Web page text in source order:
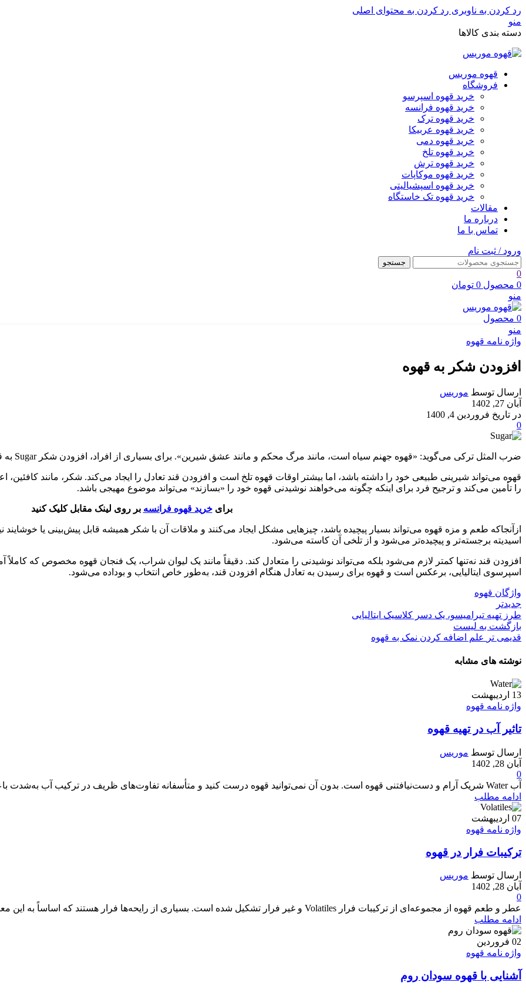
رد کردن به ناوبری رد کردن به محتوای اصلی
منو
دسته بندی کالاها
قهوه موریس
فروشگاه
خرید قهوه اسپرسو
خرید قهوه فرانسه
خرید قهوه ترک
خرید قهوه عربیکا
خرید قهوه دمی
خرید قهوه تلخ
خرید قهوه ترش
خرید قهوه موکاپات
خرید قهوه اسپشیالیتی
خرید قهوه تک خاستگاه
مقالات
درباره ما
تماس با ما
ورود / ثبت نام
جستجو
0
0 محصول 0 تومان
منو
0 محصول
منو
واژه نامه قهوه
افزودن شکر به قهوه
ارسال توسط موریس
آبان 27, 1402
در تاریخ فروردین 4, 1400
0
ضرب المثل ترکی می‌گوید: «قهوه جهنم سیاه است، مانند مرگ محکم و مانند عشق شیرین». برای بسیاری از افراد، افزودن شکر Sugar به قهوه یکی از جنبه‌های تعیین‌کننده رابطه آن‌ها با نوشیدنی است.
قهوه می‌تواند شیرینی طبیعی خود را داشته باشد، اما بیشتر اوقات قهوه تلخ است و افزودن قند تعادل را ایجاد می‌کند. شکر، مانند کافئین،
را تأمین می‌کند و ترجیح فرد برای اینکه چگونه می‌خواهند نوشیدنی قهوه خود را «بسازند» می‌تواند موضوع مهیجی باشد.
برایخرید قهوه فرانسه بر روی لینک مقابل کلیک کنید
ازآنجاکه طعم و مزه قهوه می‌تواند بسیار پیچیده باشد، چیزهایی مشکل ایجاد می‌کنند و ملاقات آن با شکر همیشه قابل پیش‌بینی یا
اسیدیته برجسته‌تر و پیچیده‌تر می‌شود و از تلخی آن کاسته می‌شود.
افزودن قند نه‌تنها کمتر لازم می‌شود بلکه می‌تواند نوشیدنی را متعادل کند. دقیقاً مانند یک لیوان شراب، یک فنجان قهوه مخصوص که
اسپرسوی ایتالیایی، برعکس است و قهوه برای رسیدن به تعادل هنگام افزودن قند، به‌طور خاص انتخاب و بوداده می‌شود.
واژگان قهوه
جدیدتر
طرز تهیه تیرامیسو، یک دسر کلاسیک ایتالیایی
بازگشت به لیست
قدیمی تر
علم اضافه کردن نمک به قهوه
نوشته های مشابه
13 اردیبهشت
واژه نامه قهوه
تاثیر آب در تهیه قهوه
ارسال توسط موریس
آبان 28, 1402
0
آب Water شریک آرام و دست‌نیافتنی قهوه است. بدون آن نمی‌توانید قهوه درست کنید و متأسفانه تفاوت‌های ظریف در ترکیب آب به‌شدت باعث می‌شود ک...
ادامه مطلب
07 اردیبهشت
واژه نامه قهوه
ترکیبات فرار در قهوه
ارسال توسط موریس
آبان 28, 1402
0
عطر و طعم قهوه از مجموعه‌ای از ترکیبات فرار Volatiles و غیر فرار تشکیل شده است. بسیاری از رایحه‌ها فرار هستند که اساساً به این معنی است...
ادامه مطلب
02 فروردین
واژه نامه قهوه
آشنایی با قهوه سودان روم